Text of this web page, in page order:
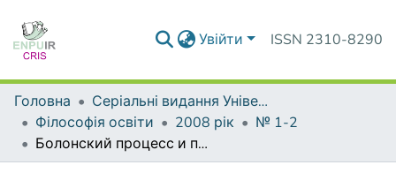
Увійти ISSN 2310-8290
Головна
Серіальні видання Університету
Філософія освіти
2008 рік
№ 1-2
Болонский процесс и педагогическое образование